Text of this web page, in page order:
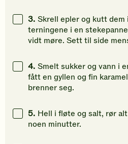
3. Skrell epler og kutt dem
terningene i en
vidt møre. Sett til side
4. Smelt sukker og vann i
fått en gyllen og fin
brenner seg.
5. Hell i fløte og salt, rør
noen minutter.